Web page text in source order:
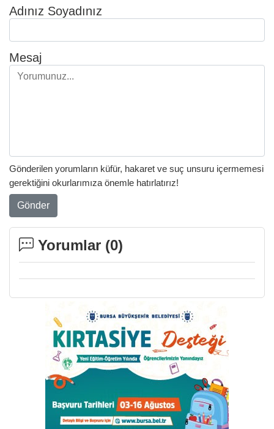
Adınız Soyadınız
Mesaj
Gönderilen yorumların küfür, hakaret ve suç unsuru içermemesi
gerektiğini okurlarımıza önemle hatırlatırız!
Gönder
Yorumlar (0)